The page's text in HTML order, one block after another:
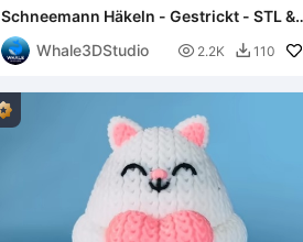
Schneemann Häkeln - Gestrickt - STL &
3mf Multicolor
Whale3DStudio
 2.2K  110